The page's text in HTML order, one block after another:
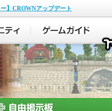
ー】CROWNアップデート